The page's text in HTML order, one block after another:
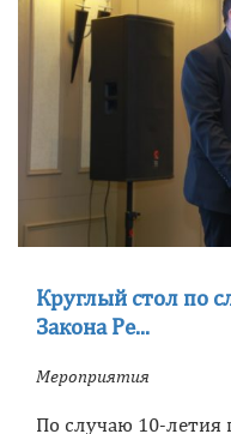
Круглый стол по
Закона Ре...
Мероприятия
По случаю 10-летия